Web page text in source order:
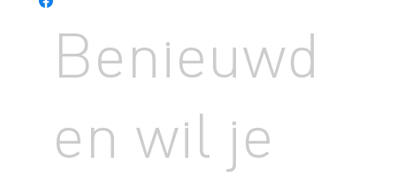
De koffie of thee staat klaar en ons verkoopteam spreekt u graag.
Benieuwd
en wil je